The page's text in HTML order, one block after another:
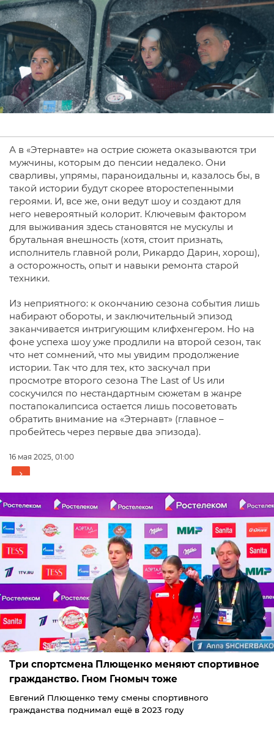
А в «Этернавте» на острие сюжета оказываются три
мужчины, которым до пенсии недалеко. Они
сварливы, упрямы, параноидальны и, казалось бы, в
такой истории будут скорее второстепенными
героями. И, все же, они ведут шоу и создают для
него невероятный колорит. Ключевым фактором
для выживания здесь становятся не мускулы и
брутальная внешность (хотя, стоит признать,
исполнитель главной роли, Рикардо Дарин, хорош),
а осторожность, опыт и навыки ремонта старой
техники.
Из неприятного: к окончанию сезона события лишь
набирают обороты, и заключительный эпизод
заканчивается интригующим клифхенгером. Но на
фоне успеха шоу уже продлили на второй сезон, так
что нет сомнений, что мы увидим продолжение
истории. Так что для тех, кто заскучал при
просмотре второго сезона The Last of Us или
соскучился по нестандартным сюжетам в жанре
постапокалипсиса остается лишь посоветовать
обратить внимание на «Этернавт» (главное –
пробейтесь через первые два эпизода).
16 мая 2025, 01:00
Три спортсмена Плющенко меняют спортивное
гражданство. Гном Гномыч тоже
Евгений Плющенко тему смены спортивного
гражданства поднимал ещё в 2023 году